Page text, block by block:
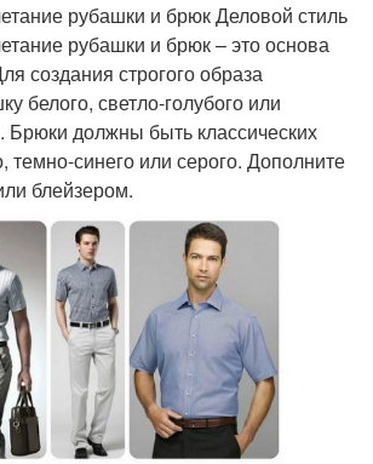
рубашки и брюк Деловой стиль
рубашки и брюк – это основа
создания строгого образа
белого, светло-голубого или
Брюки должны быть классических
темно-синего или серого. Дополните
блейзером.